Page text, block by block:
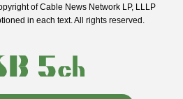
of Cable News Network LP, LLLP
in each text. All rights reserved.